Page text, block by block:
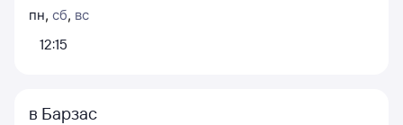
пн, сб, вс
12:15
в Барзас